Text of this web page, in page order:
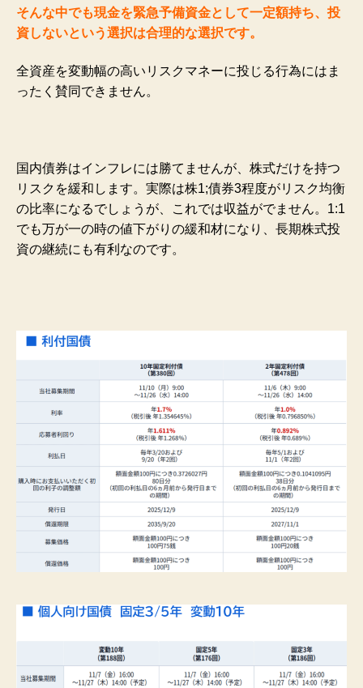
そんな中でも現金を緊急予備資金として一定額持ち、投
資しないという選択は合理的な選択です。
全資産を変動幅の高いリスクマネーに投じる行為にはま
ったく賛同できません。
国内債券はインフレには勝てませんが、株式だけを持つ
リスクを緩和します。実際は株1;債券3程度がリスク均衡
の比率になるでしょうが、これでは収益がでません。1:1
でも万が一の時の値下がりの緩和材になり、長期株式投
資の継続にも有利なのです。